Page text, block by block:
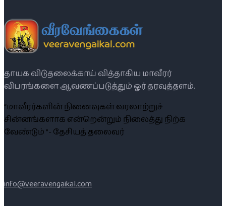
தாயக விடுதலைக்காய் வித்தாகிய மாவீரர்
விபரங்களை ஆவணப்படுத்தும் ஓர் தரவுத்தளம்.
“மாவீரர்களின் நினைவுகள் வரலாற்றுச்
சின்னங்களாக என்றென்றும் நிலைத்து நிற்க
வேண்டும் ”- தேசியத் தலைவர்
info@veeravengaikal.com